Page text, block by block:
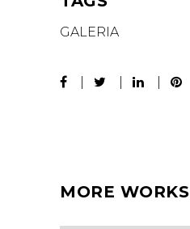
GALERIA
MORE WORKS